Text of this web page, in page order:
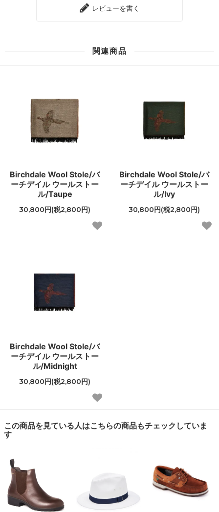
レビューを書く
関連商品
Birchdale Wool Stole/バ
ーチデイル ウールストー
ル/Taupe
30,800円(税2,800円)
Birchdale Wool Stole/バ
ーチデイル ウールストー
ル/Ivy
30,800円(税2,800円)
Birchdale Wool Stole/バ
ーチデイル ウールストー
ル/Midnight
30,800円(税2,800円)
この商品を見ている人はこちらの商品もチェックしていま
す